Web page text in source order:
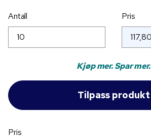
Antall Pris
Kjøp mer. Spar mer.
Pris